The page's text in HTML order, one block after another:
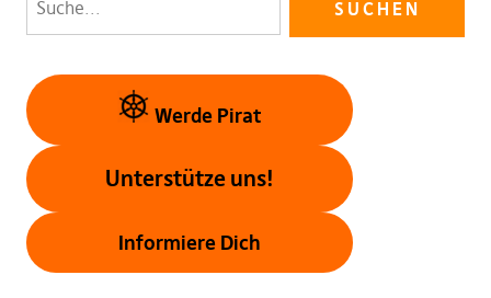
Werde Pirat
Unterstütze uns!
Informiere Dich